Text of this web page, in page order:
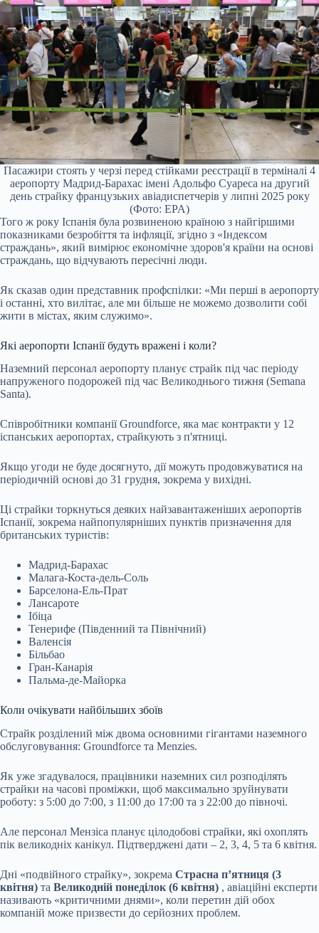
Пасажири стоять у черзі перед стійками реєстрації в терміналі 4
аеропорту Мадрид-Барахас імені Адольфо Суареса на другий
день страйку французьких авіадиспетчерів у липні 2025 року
(Фото: EPA)
Того ж року Іспанія була розвиненою країною з найгіршими
показниками безробіття та інфляції, згідно з «Індексом
страждань», який вимірює економічне здоров'я країни на основі
страждань, що відчувають пересічні люди.
Як сказав один представник профспілки: «Ми перші в аеропорту
і останні, хто вилітає, але ми більше не можемо дозволити собі
жити в містах, яким служимо».
Які аеропорти Іспанії будуть вражені і коли?
Наземний персонал аеропорту планує страйк під час періоду
напруженого подорожей під час Великоднього тижня (Semana
Santa).
Співробітники компанії Groundforce, яка має контракти у 12
іспанських аеропортах, страйкують з п'ятниці.
Якщо угоди не буде досягнуто, дії можуть продовжуватися на
періодичній основі до 31 грудня, зокрема у вихідні.
Ці страйки торкнуться деяких найзавантаженіших аеропортів
Іспанії, зокрема найпопулярніших пунктів призначення для
британських туристів:
Мадрид-Барахас
Малага-Коста-дель-Соль
Барселона-Ель-Прат
Лансароте
Ібіца
Тенерифе (Південний та Північний)
Валенсія
Більбао
Гран-Канарія
Пальма-де-Майорка
Коли очікувати найбільших збоїв
Страйк розділений між двома основними гігантами наземного
обслуговування: Groundforce та Menzies.
Як уже згадувалося, працівники наземних сил розподілять
страйки на часові проміжки, щоб максимально зруйнувати
роботу: з 5:00 до 7:00, з 11:00 до 17:00 та з 22:00 до півночі.
Але персонал Мензіса планує цілодобові страйки, які охоплять
пік великодніх канікул. Підтверджені дати – 2, 3, 4, 5 та 6 квітня.
Дні «подвійного страйку», зокрема Страсна п’ятниця (3
квітня) та Великодній понеділок (6 квітня) , авіаційні експерти
називають «критичними днями», коли перетин дій обох
компаній може призвести до серйозних проблем.